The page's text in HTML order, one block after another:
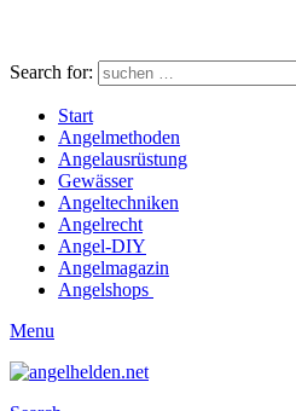
Search for:
Start
Angelmethoden
Angelausrüstung
Gewässer
Angeltechniken
Angelrecht
Angel-DIY
Angelmagazin
Angelshops
Menu